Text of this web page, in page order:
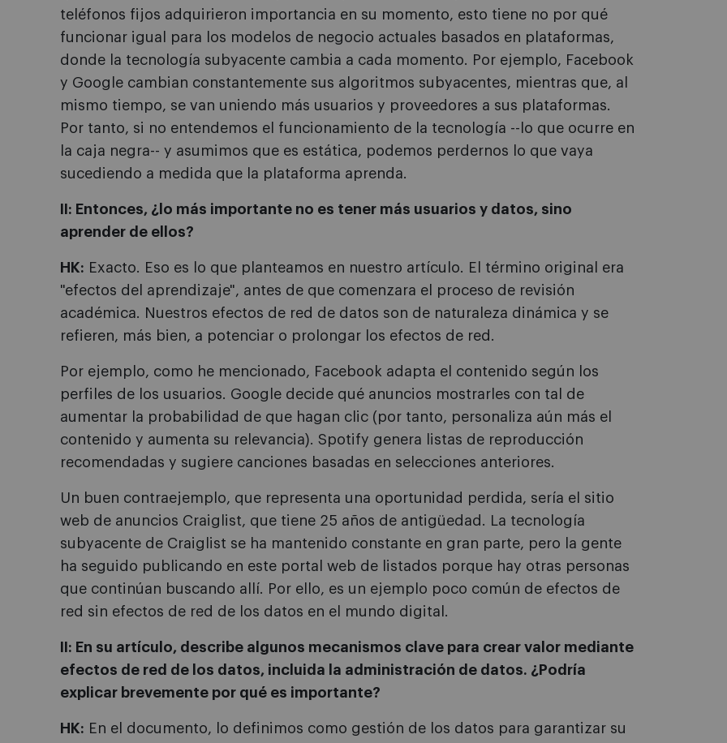
teléfonos fijos adquirieron importancia en su momento, esto tiene no por qué
funcionar igual para los modelos de negocio actuales basados en plataformas,
donde la tecnología subyacente cambia a cada momento. Por ejemplo, Facebook
y Google cambian constantemente sus algoritmos subyacentes, mientras que, al
mismo tiempo, se van uniendo más usuarios y proveedores a sus plataformas.
Por tanto, si no entendemos el funcionamiento de la tecnología --lo que ocurre en
la caja negra-- y asumimos que es estática, podemos perdernos lo que vaya
sucediendo a medida que la plataforma aprenda.
II: Entonces, ¿lo más importante no es tener más usuarios y datos, sino
aprender de ellos?
HK: Exacto. Eso es lo que planteamos en nuestro artículo. El término original era
"efectos del aprendizaje", antes de que comenzara el proceso de revisión
académica. Nuestros efectos de red de datos son de naturaleza dinámica y se
refieren, más bien, a potenciar o prolongar los efectos de red.
Por ejemplo, como he mencionado, Facebook adapta el contenido según los
perfiles de los usuarios. Google decide qué anuncios mostrarles con tal de
aumentar la probabilidad de que hagan clic (por tanto, personaliza aún más el
contenido y aumenta su relevancia). Spotify genera listas de reproducción
recomendadas y sugiere canciones basadas en selecciones anteriores.
Un buen contraejemplo, que representa una oportunidad perdida, sería el sitio
web de anuncios Craiglist, que tiene 25 años de antigüedad. La tecnología
subyacente de Craiglist se ha mantenido constante en gran parte, pero la gente
ha seguido publicando en este portal web de listados porque hay otras personas
que continúan buscando allí. Por ello, es un ejemplo poco común de efectos de
red sin efectos de red de los datos en el mundo digital.
II: En su artículo, describe algunos mecanismos clave para crear valor mediante
efectos de red de los datos, incluida la administración de datos. ¿Podría
explicar brevemente por qué es importante?
HK: En el documento, lo definimos como gestión de los datos para garantizar su